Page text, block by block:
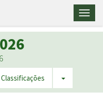
Classificações